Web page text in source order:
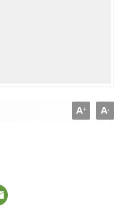
A+ A-